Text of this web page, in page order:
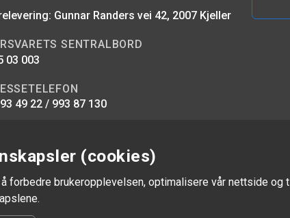
(cookies)
forbedre brukeropplevelsen, optimalisere vår nettside og
Gunnar Randers vei 42, 2007 Kjeller
SENTRALBORD
03 003
49 22 / 993 87 130